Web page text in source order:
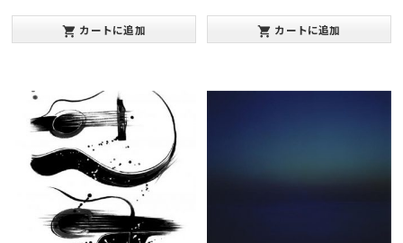
shopping_cart カートに追加
厚み35mm(インチ）
制作年：2025年11月
shopping_cart カートに追加